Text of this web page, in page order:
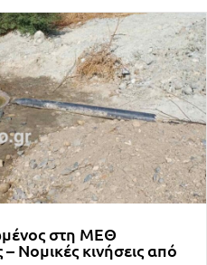
στη ΜΕΘ
Νομικές κινήσεις από